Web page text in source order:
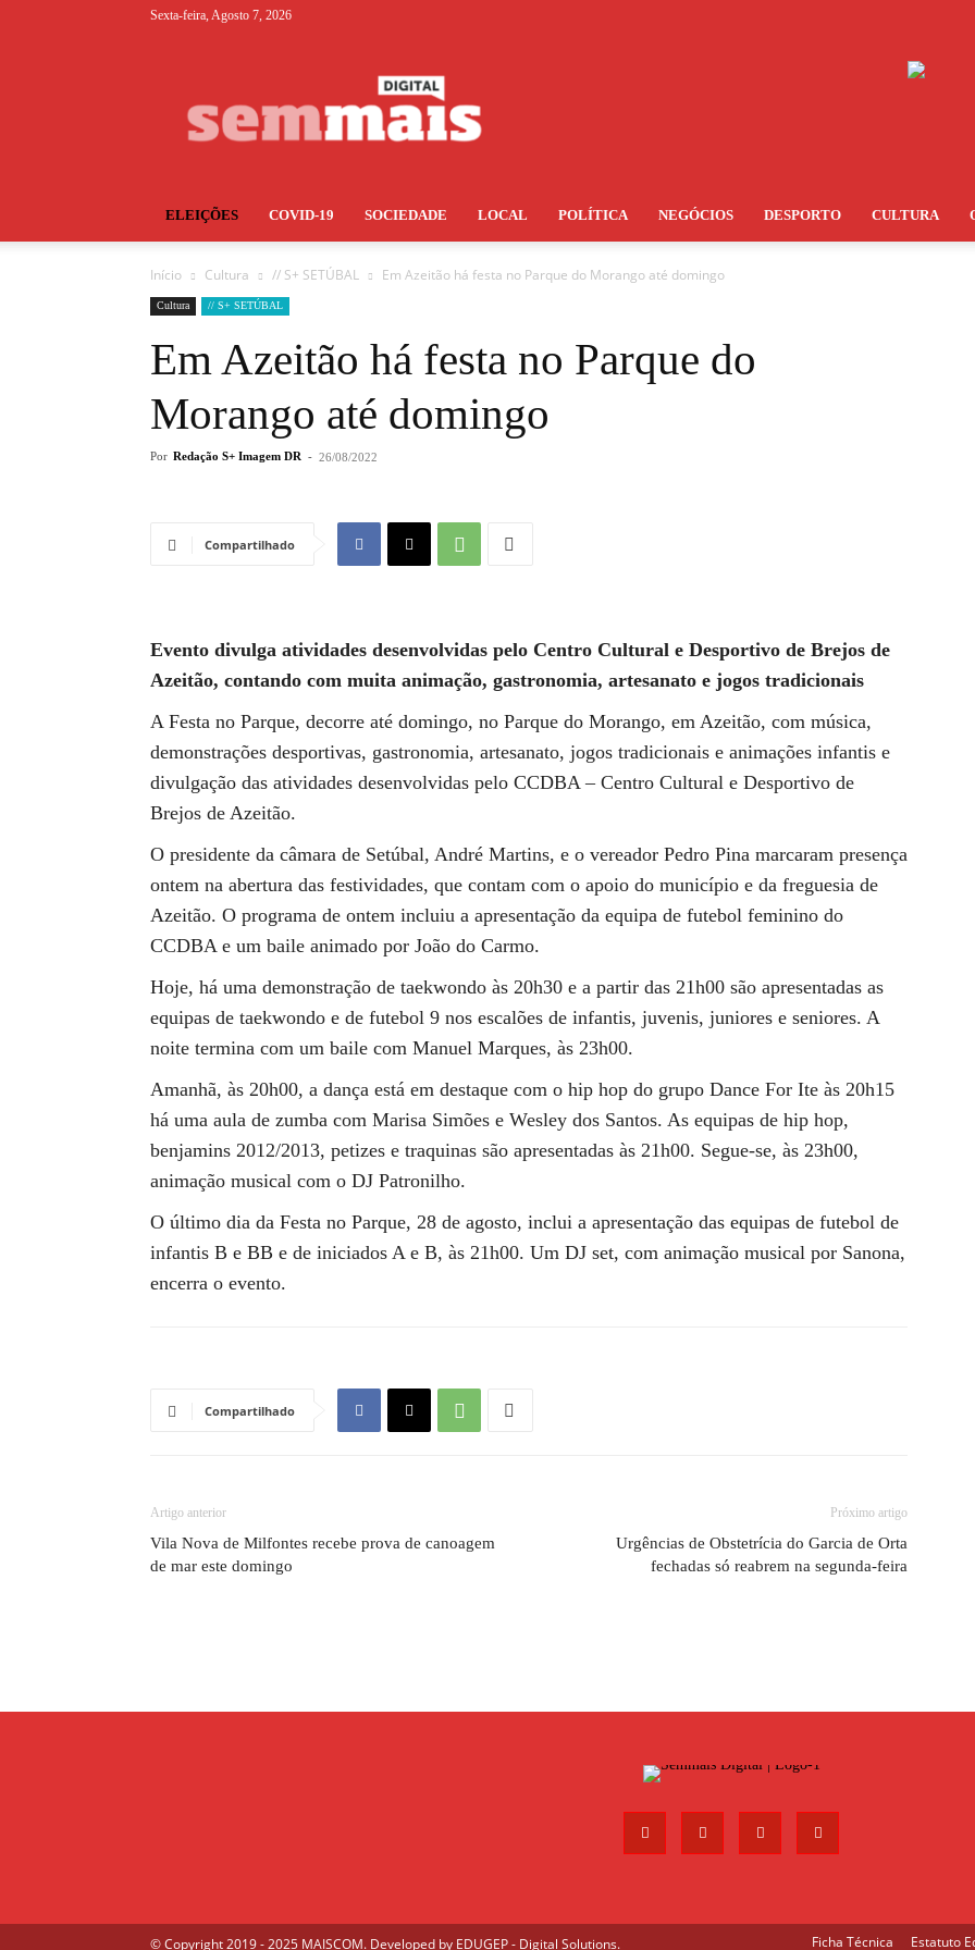
Sexta-feira, Agosto 7, 2026
ELEIÇÕES COVID-19 SOCIEDADE LOCAL POLÍTICA NEGÓCIOS DESPORTO CULTURA
Início Cultura // S+ SETÚBAL Em Azeitão há festa no Parque do Morango até domingo
Cultura // S+ SETÚBAL
Em Azeitão há festa no Parque do
Morango até domingo
Por Redação S+ Imagem DR - 26/08/2022
Compartilhado
Evento divulga atividades desenvolvidas pelo Centro Cultural e Desportivo de Brejos de
Azeitão, contando com muita animação, gastronomia, artesanato e jogos tradicionais
A Festa no Parque, decorre até domingo, no Parque do Morango, em Azeitão, com música,
demonstrações desportivas, gastronomia, artesanato, jogos tradicionais e animações infantis e
divulgação das atividades desenvolvidas pelo CCDBA – Centro Cultural e Desportivo de
Brejos de Azeitão.
O presidente da câmara de Setúbal, André Martins, e o vereador Pedro Pina marcaram presença
ontem na abertura das festividades, que contam com o apoio do município e da freguesia de
Azeitão. O programa de ontem incluiu a apresentação da equipa de futebol feminino do
CCDBA e um baile animado por João do Carmo.
Hoje, há uma demonstração de taekwondo às 20h30 e a partir das 21h00 são apresentadas as
equipas de taekwondo e de futebol 9 nos escalões de infantis, juvenis, juniores e seniores. A
noite termina com um baile com Manuel Marques, às 23h00.
Amanhã, às 20h00, a dança está em destaque com o hip hop do grupo Dance For Ite às 20h15
há uma aula de zumba com Marisa Simões e Wesley dos Santos. As equipas de hip hop,
benjamins 2012/2013, petizes e traquinas são apresentadas às 21h00. Segue-se, às 23h00,
animação musical com o DJ Patronilho.
O último dia da Festa no Parque, 28 de agosto, inclui a apresentação das equipas de futebol de
infantis B e BB e de iniciados A e B, às 21h00. Um DJ set, com animação musical por Sanona,
encerra o evento.
Compartilhado
Artigo anterior
Vila Nova de Milfontes recebe prova de canoagem
de mar este domingo
Próximo artigo
Urgências de Obstetrícia do Garcia de Orta
fechadas só reabrem na segunda-feira
© Copyright 2019 - 2025 MAISCOM. Developed by EDUGEP - Digital Solutions. Ficha Técnica Estatuto